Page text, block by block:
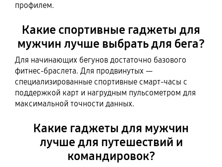
профилем.
Какие спортивные гаджеты для
мужчин лучше выбрать для бега?
Для начинающих бегунов достаточно базового
фитнес-браслета. Для продвинутых —
специализированные спортивные смарт-часы с
поддержкой карт и нагрудным пульсометром для
максимальной точности данных.
Какие гаджеты для мужчин
лучше для путешествий и
командировок?